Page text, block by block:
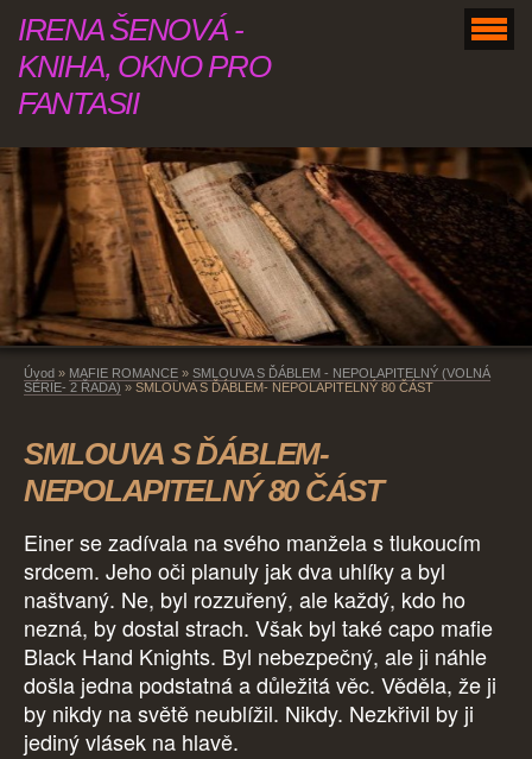
IRENA ŠENOVÁ -
KNIHA, OKNO PRO
FANTASII
Úvod » MAFIE ROMANCE » SMLOUVA S ĎÁBLEM - NEPOLAPITELNÝ (VOLNÁ
SÉRIE- 2 ŘADA) » SMLOUVA S ĎÁBLEM- NEPOLAPITELNÝ 80 ČÁST
SMLOUVA S ĎÁBLEM-
NEPOLAPITELNÝ 80 ČÁST
Einer se zadívala na svého manžela s tlukoucím
srdcem. Jeho oči planuly jak dva uhlíky a byl
naštvaný. Ne, byl rozzuřený, ale každý, kdo ho
nezná, by dostal strach. Však byl také capo mafie
Black Hand Knights. Byl nebezpečný, ale ji náhle
došla jedna podstatná a důležitá věc. Věděla, že ji
by nikdy na světě neublížil. Nikdy. Nezkřivil by ji
jediný vlásek na hlavě.